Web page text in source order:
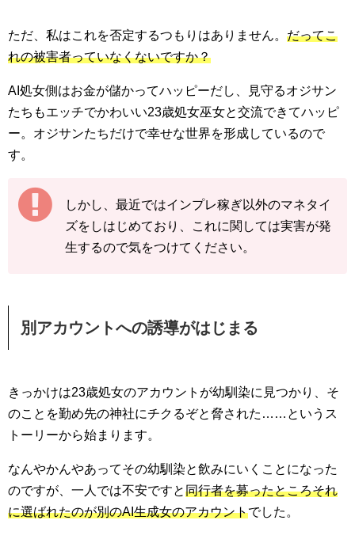
ただ、私はこれを否定するつもりはありません。 だってこ
れの被害者っていなくないですか？
AI処女側はお金が儲かってハッピーだし、見守るオジサン
たちもエッチでかわいい23歳処女巫女と交流できてハッピ
ー。オジサンたちだけで幸せな世界を形成しているので
す。
しかし、最近ではインプレ稼ぎ以外のマネタイ
ズをしはじめており、これに関しては実害が発
生するので気をつけてください。
別アカウントへの誘導がはじまる
きっかけは23歳処女のアカウントが幼馴染に見つかり、そ
のことを勤め先の神社にチクるぞと脅された……というス
トーリーから始まります。
なんやかんやあってその幼馴染と飲みにいくことになった
のですが、一人では不安ですと同行者を募ったところそれ
に選ばれたのが別のAI生成女のアカウントでした。